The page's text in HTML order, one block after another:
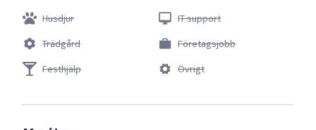
Husdjur
Trädgård
Festhjälp
IT support
Företagsjobb
Övrigt